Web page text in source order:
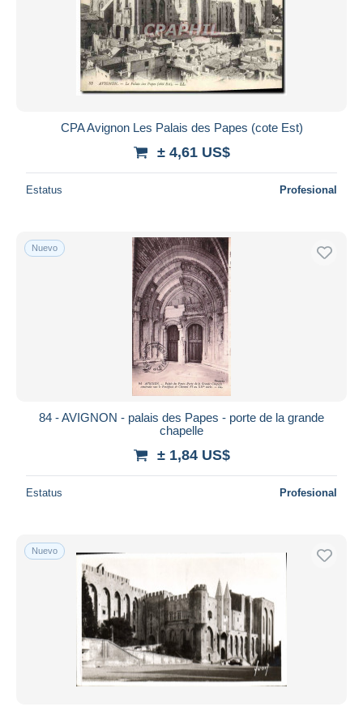
Aplicar
CPA Avignon Les Palais des Papes (cote Est)
± 4,61 US$
Estatus Profesional
Nuevo
84 - AVIGNON - palais des Papes - porte de la grande
chapelle
± 1,84 US$
Estatus Profesional
Nuevo